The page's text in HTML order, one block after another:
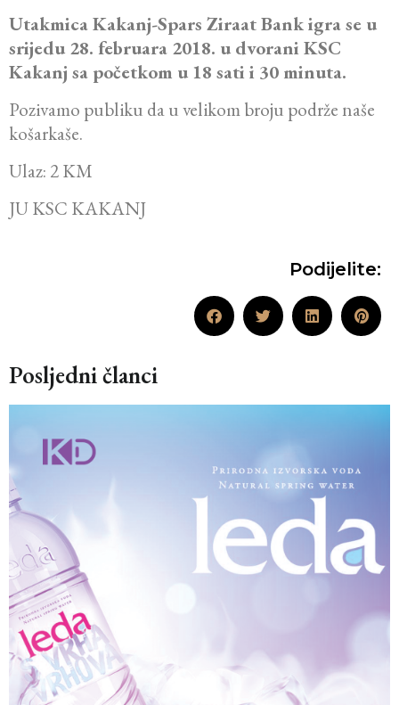
Utakmica Kakanj-Spars Ziraat Bank igra se u
srijedu 28. februara 2018. u dvorani KSC
Kakanj sa početkom u 18 sati i 30 minuta.
Pozivamo publiku da u velikom broju podrže naše
košarkaše.
Ulaz: 2 KM
JU KSC KAKANJ
Podijelite:
Posljedni članci